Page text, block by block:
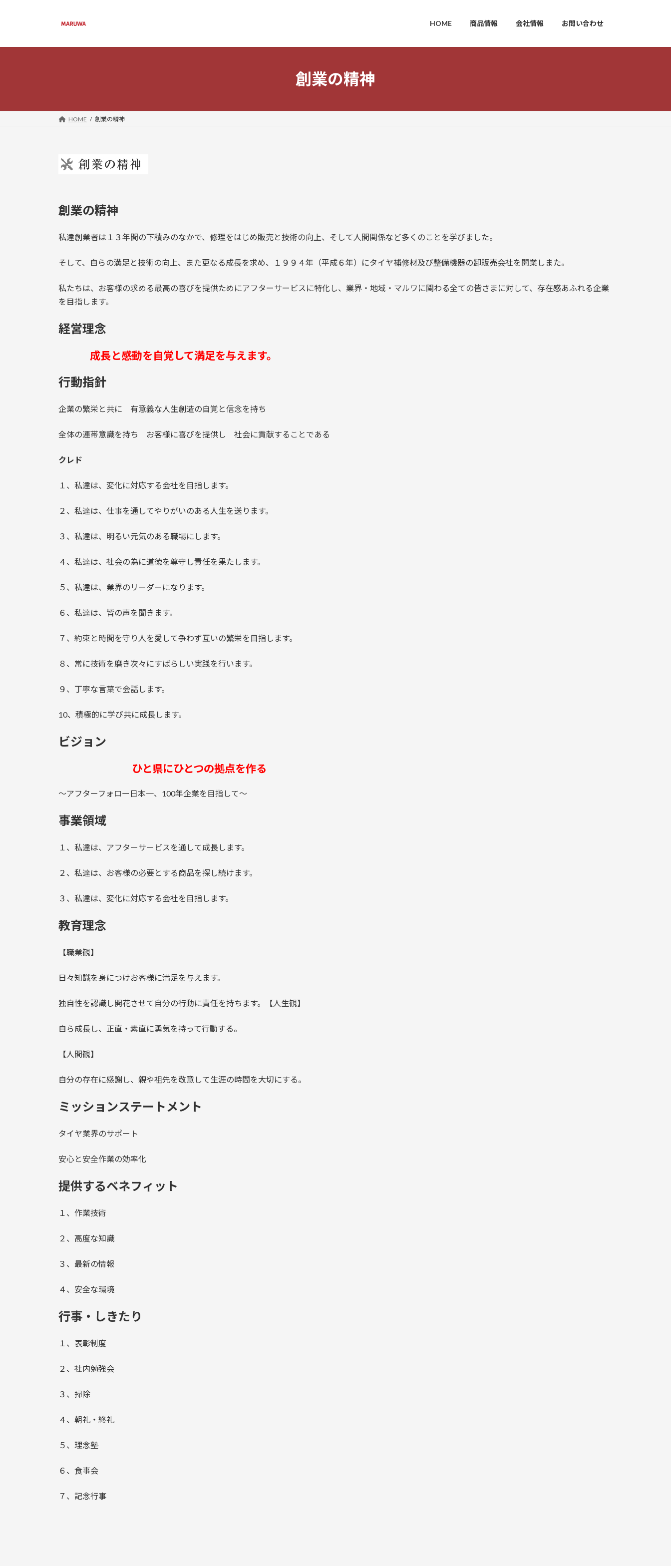
プ
動
HOME 商品情報 会社情報 お問い合わせ
創業の精神
HOME 創業の精神
創業の精神
私達創業者は１３年間の下積みのなかで、修理をはじめ販売と技術の向上、そして人間関係など多くのことを学びました。
そして、自らの満足と技術の向上、また更なる成長を求め、１９９４年（平成６年）にタイヤ補修材及び整備機器の卸販売会社を開業しまた。
私たちは、お客様の求める最高の喜びを提供ためにアフターサービスに特化し、業界・地域・マルワに関わる全ての皆さまに対して、存在感あふれる企業
を目指します。
経営理念
成長と感動を自覚して満足を与えます。
行動指針
企業の繁栄と共に 有意義な人生創造の自覚と信念を持ち
全体の連帯意識を持ち お客様に喜びを提供し 社会に貢献することである
クレド
１、私達は、変化に対応する会社を目指します。
２、私達は、仕事を通してやりがいのある人生を送ります。
３、私達は、明るい元気のある職場にします。
４、私達は、社会の為に道徳を尊守し責任を果たします。
５、私達は、業界のリーダーになります。
６、私達は、皆の声を聞きます。
７、約束と時間を守り人を愛して争わず互いの繁栄を目指します。
８、常に技術を磨き次々にすばらしい実践を行います。
９、丁寧な言葉で会話します。
10、積極的に学び共に成長します。
ビジョン
ひと県にひとつの拠点を作る
～アフターフォロー日本一、100年企業を目指して～
事業領域
１、私達は、アフターサービスを通して成長します。
２、私達は、お客様の必要とする商品を探し続けます。
３、私達は、変化に対応する会社を目指します。
教育理念
【職業観】
日々知識を身につけお客様に満足を与えます。
独自性を認識し開花させて自分の行動に責任を持ちます。【人生観】
自ら成長し、正直・素直に勇気を持って行動する。
【人間観】
自分の存在に感謝し、親や祖先を敬意して生涯の時間を大切にする。
ミッションステートメント
タイヤ業界のサポート
安心と安全作業の効率化
提供するベネフィット
１、作業技術
２、高度な知識
３、最新の情報
４、安全な環境
行事・しきたり
１、表彰制度
２、社内勉強会
３、掃除
４、朝礼・終礼
５、理念塾
６、食事会
７、記念行事